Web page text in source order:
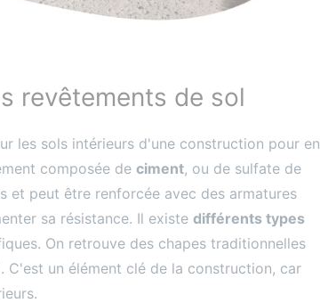
revêtements de sol
les sols intérieurs d'une construction pour en
composée de ciment, ou de sulfate de
et peut être renforcée avec des armatures
sa résistance. Il existe différents types
On retrouve des chapes traditionnelles
C'est un élément clé de la construction, car